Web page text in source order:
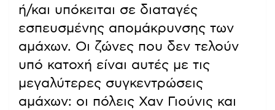
ή/και υπόκειται σε διαταγές
εσπευσμένης απομάκρυνσης των
αμάχων. Οι ζώνες που δεν τελούν
υπό κατοχή είναι αυτές με τις
μεγαλύτερες συγκεντρώσεις
αμάχων: οι πόλεις Χαν Γιούνις και